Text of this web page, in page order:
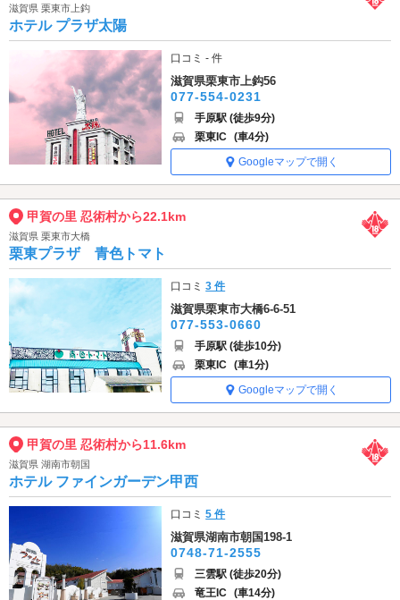
滋賀県 栗東市上鈎
ホテル プラザ太陽
口コミ - 件
滋賀県栗東市上鈎56
077-554-0231
手原駅 (徒歩9分)
栗東IC (車4分)
Googleマップで開く
甲賀の里 忍術村から22.1km
滋賀県 栗東市大橋
栗東プラザ 青色トマト
口コミ3 件
滋賀県栗東市大橋6-6-51
077-553-0660
手原駅 (徒歩10分)
栗東IC (車1分)
Googleマップで開く
甲賀の里 忍術村から11.6km
滋賀県 湖南市朝国
ホテル ファインガーデン甲西
口コミ5 件
滋賀県湖南市朝国198-1
0748-71-2555
三雲駅 (徒歩20分)
竜王IC (車14分)